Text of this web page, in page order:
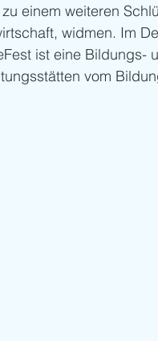
einem weiteren
widmen. Im
ist eine Bildungs-
vom